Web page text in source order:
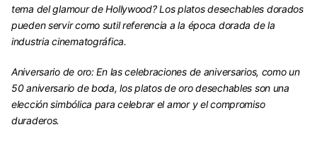
tema del glamour de Hollywood? Los platos desechables dorados
pueden servir como sutil referencia a la época dorada de la
industria cinematográfica.
Aniversario de oro:En las celebraciones de aniversarios, como un
50 aniversario de boda, los platos de oro desechables son una
elección simbólica para celebrar el amor y el compromiso
duraderos.